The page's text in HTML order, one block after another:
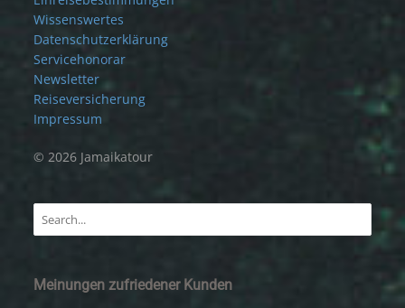
Wissenswertes
Datenschutzerklärung
Servicehonorar
Newsletter
Reiseversicherung
Impressum
© 2026 Jamaikatour
Meinungen zufriedener Kunden